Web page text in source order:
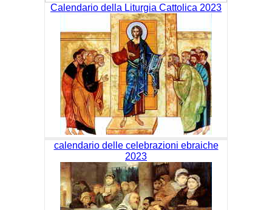
Calendario della Liturgia Cattolica 2023
calendario delle celebrazioni ebraiche
2023